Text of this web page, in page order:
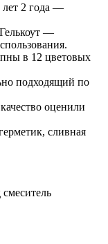
2 года —
—
в 12 цветовых
подходящий по
оценили
сливная